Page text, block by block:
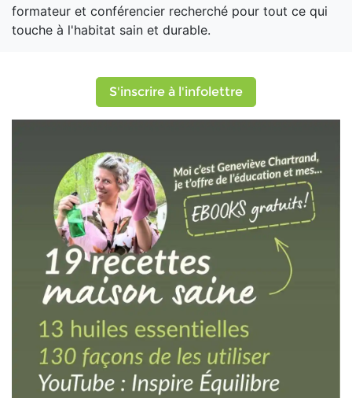
formateur et conférencier recherché pour tout ce qui
touche à l'habitat sain et durable.
S'inscrire à l'infolettre